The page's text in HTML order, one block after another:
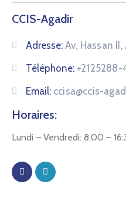
CCIS-Agadir
Adresse: Av. Hassan
Téléphone: +2125288-
Email: ccisa@ccis-
Horaires:
Lundi – Vendredi: 8:00 –